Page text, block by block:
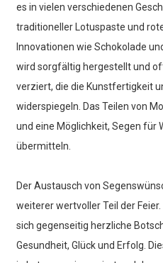
es in vielen verschiedenen
traditioneller Lotuspaste und
Innovationen wie Schokolade
wird sorgfältig hergestellt und
verziert, die die Kunstfertigkeit
widerspiegeln. Das Teilen von
und eine Möglichkeit, Segen für
übermitteln.
Der Austausch von
weiterer wertvoller Teil der
sich gegenseitig herzliche
Gesundheit, Glück und Erfolg.